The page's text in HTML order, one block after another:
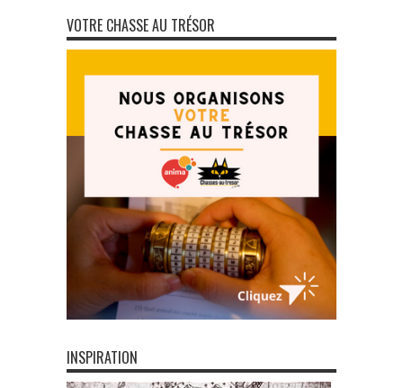
VOTRE CHASSE AU TRÉSOR
INSPIRATION